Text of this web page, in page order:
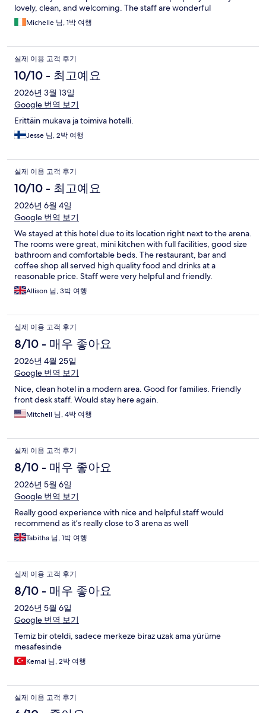
lovely, clean, and welcoming. The staff are wonderful
Michelle 님, 1박 여행
실제 이용 고객 후기
10/10 - 최고예요
2026년 3월 13일
Google 번역 보기
Erittäin mukava ja toimiva hotelli.
Jesse 님, 2박 여행
실제 이용 고객 후기
10/10 - 최고예요
2026년 6월 4일
Google 번역 보기
We stayed at this hotel due to its location right next to the arena.
The rooms were great, mini kitchen with full facilities, good size
bathroom and comfortable beds. The restaurant, bar and
coffee shop all served high quality food and drinks at a
reasonable price. Staff were very helpful and friendly.
Allison 님, 3박 여행
실제 이용 고객 후기
8/10 - 매우 좋아요
2026년 4월 25일
Google 번역 보기
Nice, clean hotel in a modern area. Good for families. Friendly
front desk staff. Would stay here again.
Mitchell 님, 4박 여행
실제 이용 고객 후기
8/10 - 매우 좋아요
2026년 5월 6일
Google 번역 보기
Really good experience with nice and helpful staff would
recommend as it’s really close to 3 arena as well
Tabitha 님, 1박 여행
실제 이용 고객 후기
8/10 - 매우 좋아요
2026년 5월 6일
Google 번역 보기
Temiz bir oteldi, sadece merkeze biraz uzak ama yürüme
mesafesinde
Kemal 님, 2박 여행
실제 이용 고객 후기